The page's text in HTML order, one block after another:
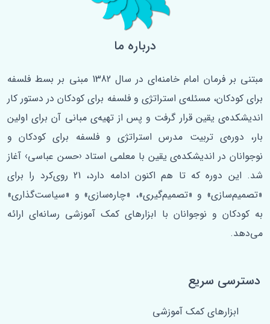
درباره ما
مبتنی بر فرمان امام خامنه‌ای در سال 1382 مبنی بر بسط فلسفه‌
برای کودکان، مسئله‌ی استراتژی و فلسفه برای کودکان در دستور کار
اندیشکده‌ی یقین قرار گرفت و پس از تهیه‌ی مبانی آن برای اولین
‌بار، دوره‌ی تربیت مدرس استراتژی و فلسفه برای کودکان و
نوجوانان در اندیشکده‌ی یقین با معلمی استاد ‹حسن عباسی› آغاز
شد. این دوره که تا هم اکنون ادامه دارد، 21 روی‌کرد را برای
«تصمیم‌سازی» و «تصمیم‌گیری»، «چاره‌سازی» و «سیاست‌گذاری»
به کودکان و نوجوانان با ابزارهای کمک آموزشی رسانه‌ای ارائه
می‌دهد.
دسترسی سریع
ابزارهای کمک آموزشی